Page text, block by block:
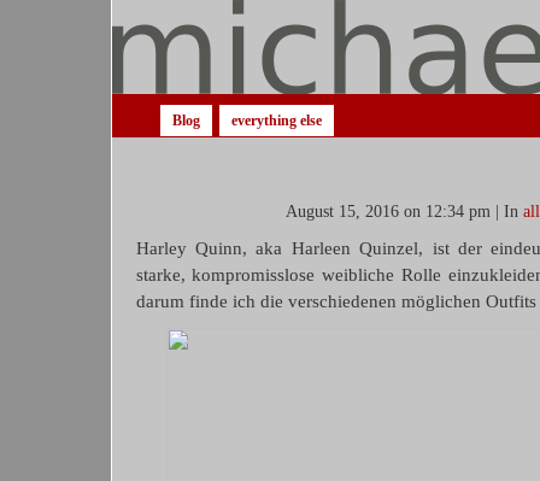
Blog everything else
August 15, 2016 on 12:34 pm | In
Harley Quinn, aka Harleen Quinzel, ist der
starke, kompromisslose weibliche Rolle
darum finde ich die verschiedenen möglichen